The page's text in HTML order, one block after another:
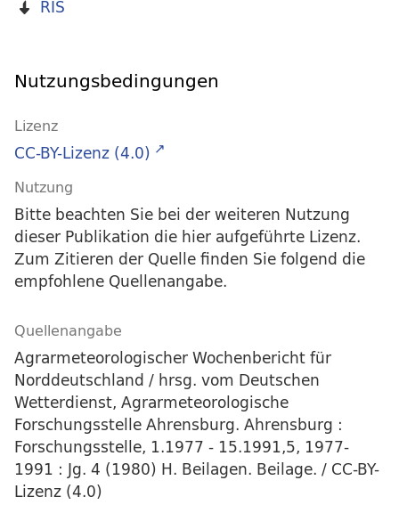
RIS
Nutzungsbedingungen
Lizenz
CC-BY-Lizenz (4.0)
Nutzung
Bitte beachten Sie bei der weiteren Nutzung
dieser Publikation die hier aufgeführte Lizenz.
Zum Zitieren der Quelle finden Sie folgend die
empfohlene Quellenangabe.
Quellenangabe
Agrarmeteorologischer Wochenbericht für
Norddeutschland / hrsg. vom Deutschen
Wetterdienst, Agrarmeteorologische
Forschungsstelle Ahrensburg. Ahrensburg :
Forschungsstelle, 1.1977 - 15.1991,5, 1977-
1991 : Jg. 4 (1980) H. Beilagen. Beilage. / CC-BY-
Lizenz (4.0)